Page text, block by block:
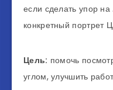
если сделать упор
конкретный портрет
Цель: помочь
углом, улучшить